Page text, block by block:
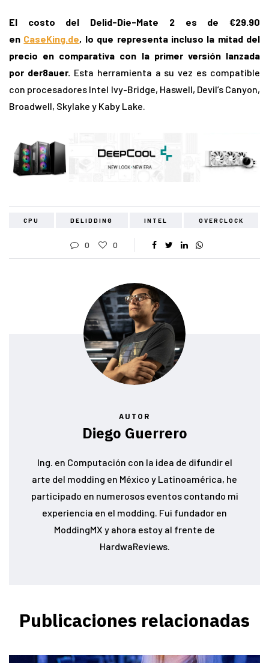
El costo del Delid-Die-Mate 2 es de €29.90
en CaseKing.de, lo que representa incluso la mitad del
precio en comparativa con la primer versión lanzada
por der8auer. Esta herramienta a su vez es compatible
con procesadores Intel Ivy-Bridge, Haswell, Devil’s Canyon,
Broadwell, Skylake y Kaby Lake.
CPU DELIDDING INTEL OVERCLOCK
0 0
AUTOR
Diego Guerrero
Ing. en Computación con la idea de difundir el
arte del modding en México y Latinoamérica, he
participado en numerosos eventos contando mi
experiencia en el modding. Fui fundador en
ModdingMX y ahora estoy al frente de
HardwaReviews.
Publicaciones relacionadas